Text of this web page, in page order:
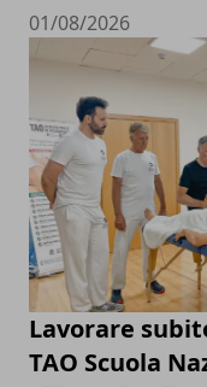
01/08/2026
Lavorare
TAO Scuola